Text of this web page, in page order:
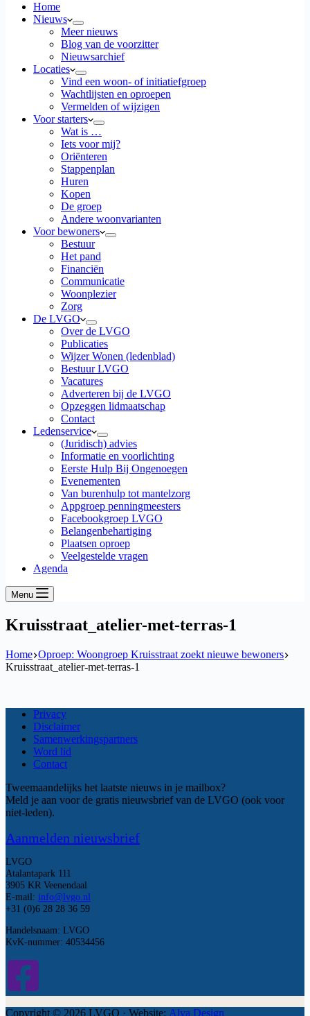
Home
Nieuws
Meer nieuws
Blog van de voorzitter
Nieuwsarchief
Locaties
Vind een woon- of initiatiefgroep
Wachtlijsten en oproepen
Vermelden of wijzigen
Voor starters
Wat is …
Iets voor mij?
Oriënteren
Stappenplan
Huren
Kopen
De groep
Andere woonvarianten
Voor bewoners
Bestuur
Het pand
Financiën
Communicatie
Woonplezier
Zorg
De LVGO
Over de LVGO
Publicaties
Wijzer Wonen (ledenblad)
Bestuur LVGO
Vacatures
Adverteren bij de LVGO
Opzeggen lidmaatschap
Contact
Ledenservice
(Juridisch) advies
Informatie en voorlichting
Eerste Hulp Bij Ongenoegen
Evenementen
Van burenhulp tot mantelzorg
Appgroep penningmeesters
Facebookgroep LVGO
Belangenbehartiging
Plaatsen oproep
Veelgestelde vragen
Agenda
Menu
Kruisstraat_atelier-met-terras-1
Home Oproep: Woongroep Kruisstraat zoekt nieuwe bewoners
Kruisstraat_atelier-met-terras-1
Privacy
Disclaimer
Samenwerkingspartners
Word lid
Contact
Tweemaandelijks het laatste nieuws in je mailbox?
Meld je aan voor de gratis nieuwsbrief van de LVGO (ook voor
niet-leden).
Aanmelden nieuwsbrief
LVGO
Atalantapark 111
3905 KR Veenendaal
E-mail: info@lvgo.nl
+31 (0)6 28 28 36 59
Handelsnaam: LVGO
KvK-nummer: 40534456
Copyright © 2026 LVGO · Website: Alva Design